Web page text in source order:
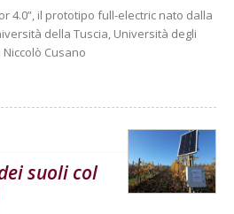
4.0”, il prototipo full-electric nato dalla
della Tuscia, Università degli
Cusano
suoli col